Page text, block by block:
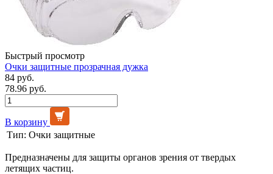
Быстрый просмотр
Очки защитные прозрачная дужка
84 руб.
78.96 руб.
В корзину
Тип: Очки защитные
Предназначены для защиты органов зрения от твердых
летящих частиц.